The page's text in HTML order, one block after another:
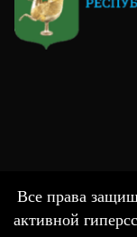
Все права
активной